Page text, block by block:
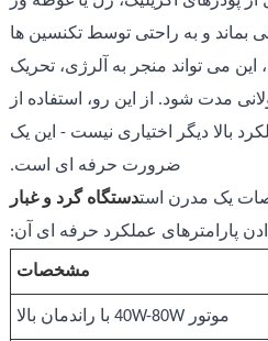
بماند و به راحتی توسط تکنسین ها
می تواند منجر به آلرژی، تحریک
مدت شود. از این رو، استفاده از
بالا دیگر اختیاری نیست - این یک
ضرورت حرفه ای است.
یک مدرن استدستگاه گرد و غبار
پارامترهای عملکرد حرفه ای آن:
مشخصات
موتور 40W-80W با راندمان بالا